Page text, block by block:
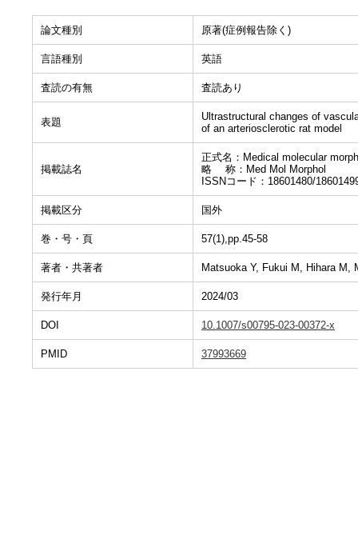
論文種別 原著(症例報告除く)
言語種別 英語
査読の有無 査読あり
表題
Ultrastructural changes of
of an arteriosclerotic rat model
掲載誌名
正式名：Medical molecular
略 称：Med Mol Morphol
ISSNコード：18601480/
掲載区分 国外
巻・号・頁 57(1),pp.45-58
著者・共著者 Matsuoka Y, Fukui M, Hihara M,
発行年月 2024/03
DOI 10.1007/s00795-023-00372-x
PMID 37993669